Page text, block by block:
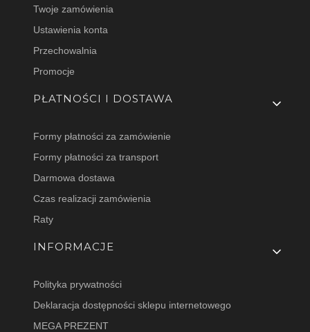
Twoje zamówienia
Ustawienia konta
Przechowalnia
Promocje
PŁATNOŚCI I DOSTAWA
Formy płatności za zamówienie
Formy płatności za transport
Darmowa dostawa
Czas realizacji zamówienia
Raty
INFORMACJE
Polityka prywatności
Deklaracja dostępności sklepu internetowego
MEGA PREZENT